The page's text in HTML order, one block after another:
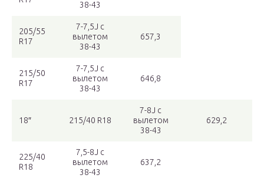
38-43
205/55
R17
7-7,5J с
вылетом
38-43
657,3
215/50
R17
7-7,5J с
вылетом
38-43
646,8
18″ 215/40 R18
7-8J с
вылетом
38-43
629,2
225/40
R18
7,5-8J с
вылетом
38-43
637,2